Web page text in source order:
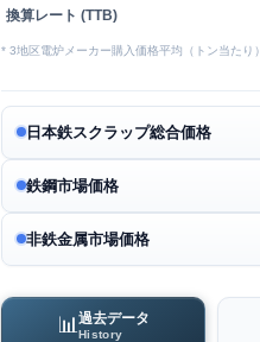
換算レート (TTB)
* 3地区電炉メーカー購入価格平均（トン当たり）
日本鉄スクラップ総合価格
鉄鋼市場価格
非鉄金属市場価格
📊 過去データ
History